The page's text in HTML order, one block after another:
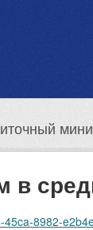
8982-